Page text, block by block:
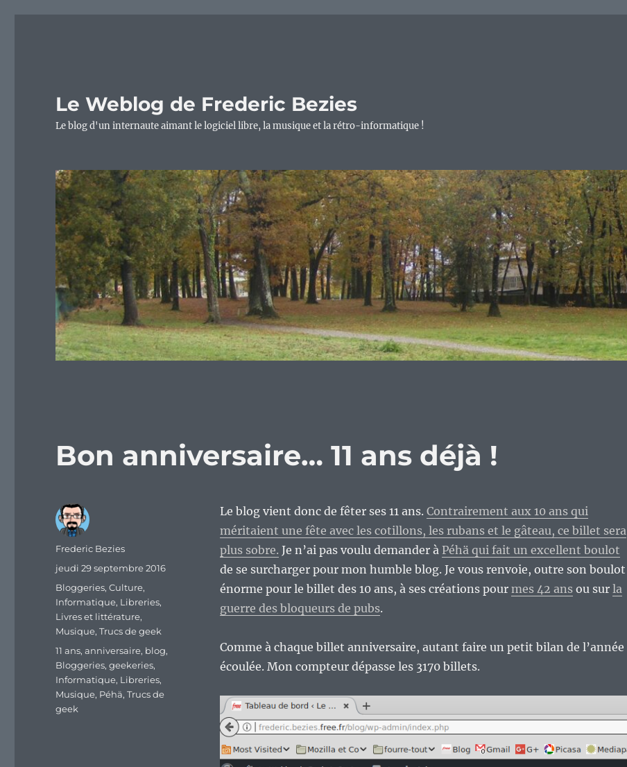
Le Weblog de Frederic Bezies
Le blog d'un internaute aimant le logiciel libre, la musique et la rétro-informatique !
Bon anniversaire… 11 ans déjà !
Le blog vient donc de fêter ses 11 ans. Contrairement aux 10 ans qui
méritaient une fête avec les cotillons, les rubans et le gâteau, ce billet sera
plus sobre. Je n’ai pas voulu demander à Péhä qui fait un excellent boulot
de se surcharger pour mon humble blog. Je vous renvoie, outre son boulot
énorme pour le billet des 10 ans, à ses créations pour mes 42 ansou sur la
guerre des bloqueurs de pubs.
Comme à chaque billet anniversaire, autant faire un petit bilan de l’année
écoulée. Mon compteur dépasse les 3170 billets.
Auteur
Frederic Bezies
Publié
le
jeudi 29 septembre 2016
Catégories
Bloggeries,Culture,
Informatique, Libreries,
Livres et littérature,
Musique,Trucs de geek
Étiquettes
11 ans,anniversaire, blog,
Bloggeries,geekeries,
Informatique, Libreries,
Musique, Péhä,Trucs de
geek